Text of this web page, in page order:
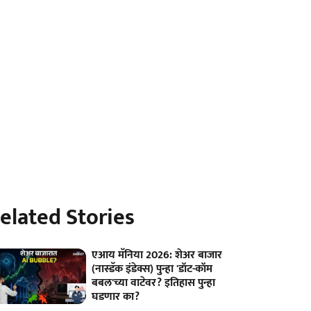
Stories
एआय मॅनिया 2026: शेअर बाजार
(नास्डॅक इंडेक्स) पुन्हा 'डॉट-कॉम
बबल'च्या वाटेवर? इतिहास पुन्हा
घडणार का?